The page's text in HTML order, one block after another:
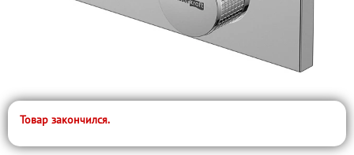
Товар закончился.